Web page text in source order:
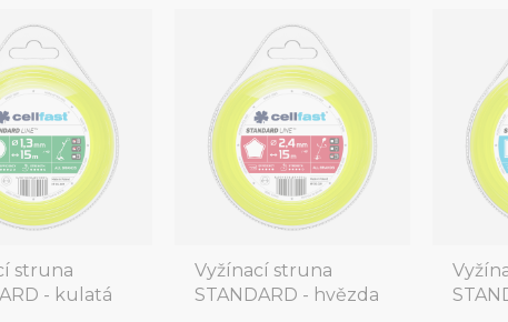
struna
- kulatá
Vyžínací struna
STANDARD - hvězda